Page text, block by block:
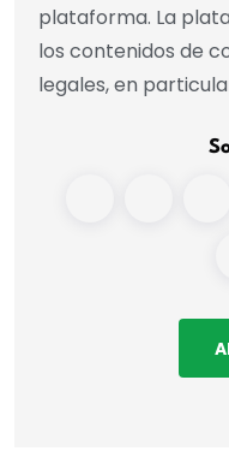
plataforma. La
los contenidos de
legales, en